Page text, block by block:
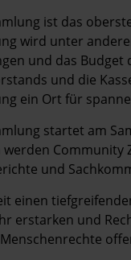
ist das
wird unter
und das
und die
ein Ort für
startet am
Community
und
einen
erstarken und